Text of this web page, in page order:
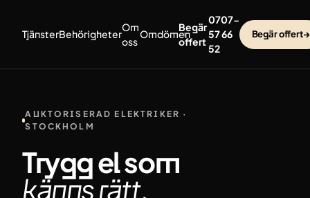
TjänsterBehörigheter
Om
oss
Omdömen
Begär
offert
0707-
57 66
52
Begär offert→
AUKTORISERAD ELEKTRIKER ·
STOCKHOLM
Trygg el som
kännsrätt.